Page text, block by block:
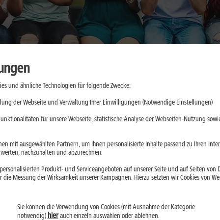
unterstützt
und
sinnvoll nutzt
Beurteilung
und ähnliche Technologien für folgende Zwecke:
der Webseite und Verwaltung Ihrer Einwilligungen (Notwendige Einstellungen)
für unsere Webseite, statistische Analyse der Webseiten-Nutzung
mit ausgewählten Partnern, um Ihnen personalisierte Inhalte passend zu Ihren
nachzuhalten und abzurechnen.
Produkt- und Serviceangeboten auf unserer Seite und auf Seiten von
Messung der Wirksamkeit unserer Kampagnen. Hierzu setzten wir Cookies von
Sie können die Verwendung von Cookies (mit Ausnahme der Kategorie
notwendig) hierauch einzeln auswählen oder ablehnen.